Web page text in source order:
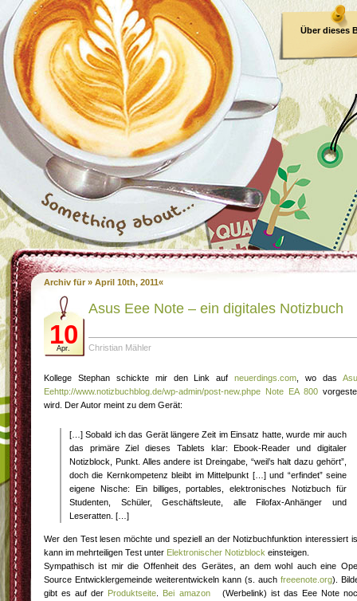
Über dieses
Archiv für » April 10th, 2011«
10
Apr.
Asus Eee Note – ein digitales Notizbuch
Christian Mähler
Kollege Stephan schickte mir den Link aufneuerdings.com , wo das
Eehttp://www.notizbuchblog.de/wp-admin/post-new.phpe Note EA 800
wird. Der Autor meint zu dem Gerät:
[…] Sobald ich das Gerät längere Zeit im Einsatz hatte, wurde mir auch
das primäre Ziel dieses Tablets klar: Ebook-Reader und digitaler
Notizblock, Punkt. Alles andere ist Dreingabe, “weil’s halt dazu gehört”,
doch die Kernkompetenz bleibt im Mittelpunkt […] und “erfindet” seine
eigene Nische: Ein billiges, portables, elektronisches Notizbuch für
Studenten, Schüler, Geschäftsleute, alle Filofax-Anhänger und
Leseratten. […]
Wer den Test lesen möchte und speziell an der Notizbuchfunktion interessiert
kann im mehrteiligen Test unter Elektronischer Notizblock einsteigen.
Sympathisch ist mir die Offenheit des Gerätes, an dem wohl auch eine
Source Entwicklergemeinde weiterentwickeln kann (s. auch freeenote.org).
gibt es auf der Produktseite Bei amazon
(Werbelink) ist das Eee Note